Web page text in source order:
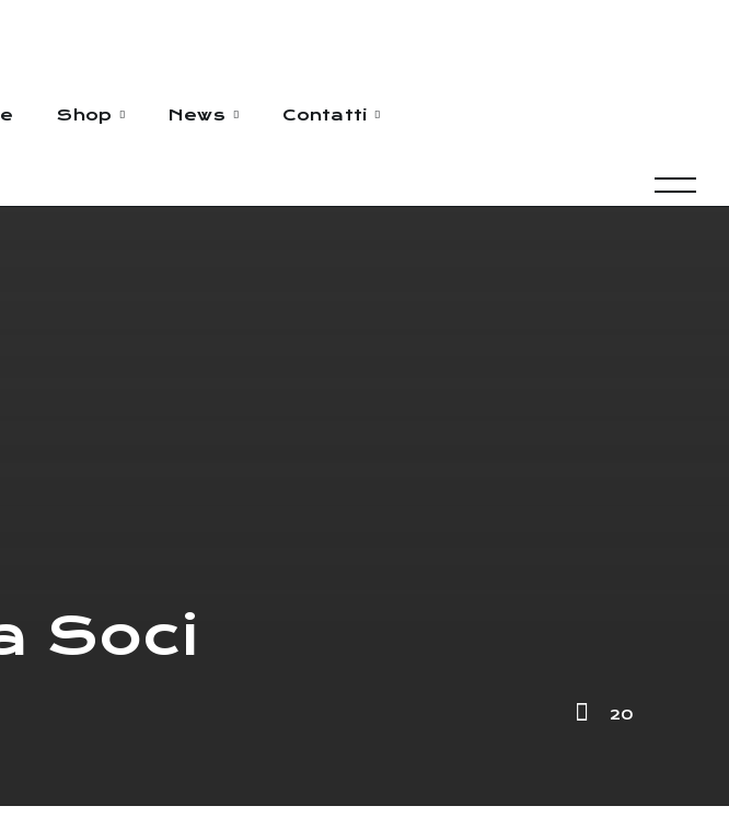
Shop News Contatti
Soci
20